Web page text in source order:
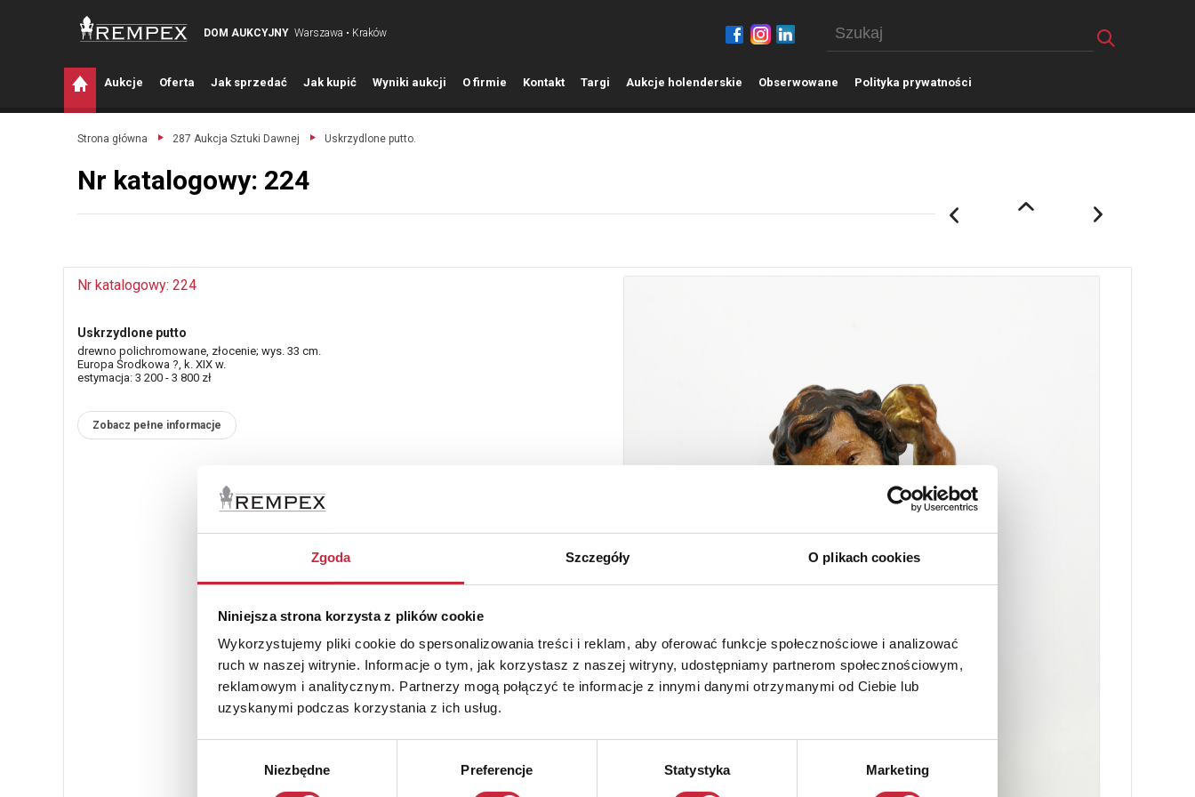
Zgoda Szczegóły O plikach cookies
Niniejsza strona korzysta z plików cookie
Wykorzystujemy pliki cookie do spersonalizowania treści i reklam, aby oferować funkcje społecznościowe i analizować
ruch w naszej witrynie. Informacje o tym, jak korzystasz z naszej witryny, udostępniamy partnerom społecznościowym,
reklamowym i analitycznym. Partnerzy mogą połączyć te informacje z innymi danymi otrzymanymi od Ciebie lub
uzyskanymi podczas korzystania z ich usług.
Niezbędne Preferencje Statystyka Marketing
DOM AUKCYJNY Warszawa • Kraków
Aukcje Oferta Jak sprzedać Jak kupić Wyniki aukcji O firmie Kontakt Targi Aukcje holenderskie Obserwowane Polityka prywatności
Strona główna 287 Aukcja Sztuki Dawnej Uskrzydlone putto.
Nr katalogowy: 224
Nr katalogowy: 224
Uskrzydlone putto
drewno polichromowane, złocenie; wys. 33 cm.
Europa Środkowa ?, k. XIX w.
estymacja: 3 200 - 3 800 zł
Zobacz pełne informacje